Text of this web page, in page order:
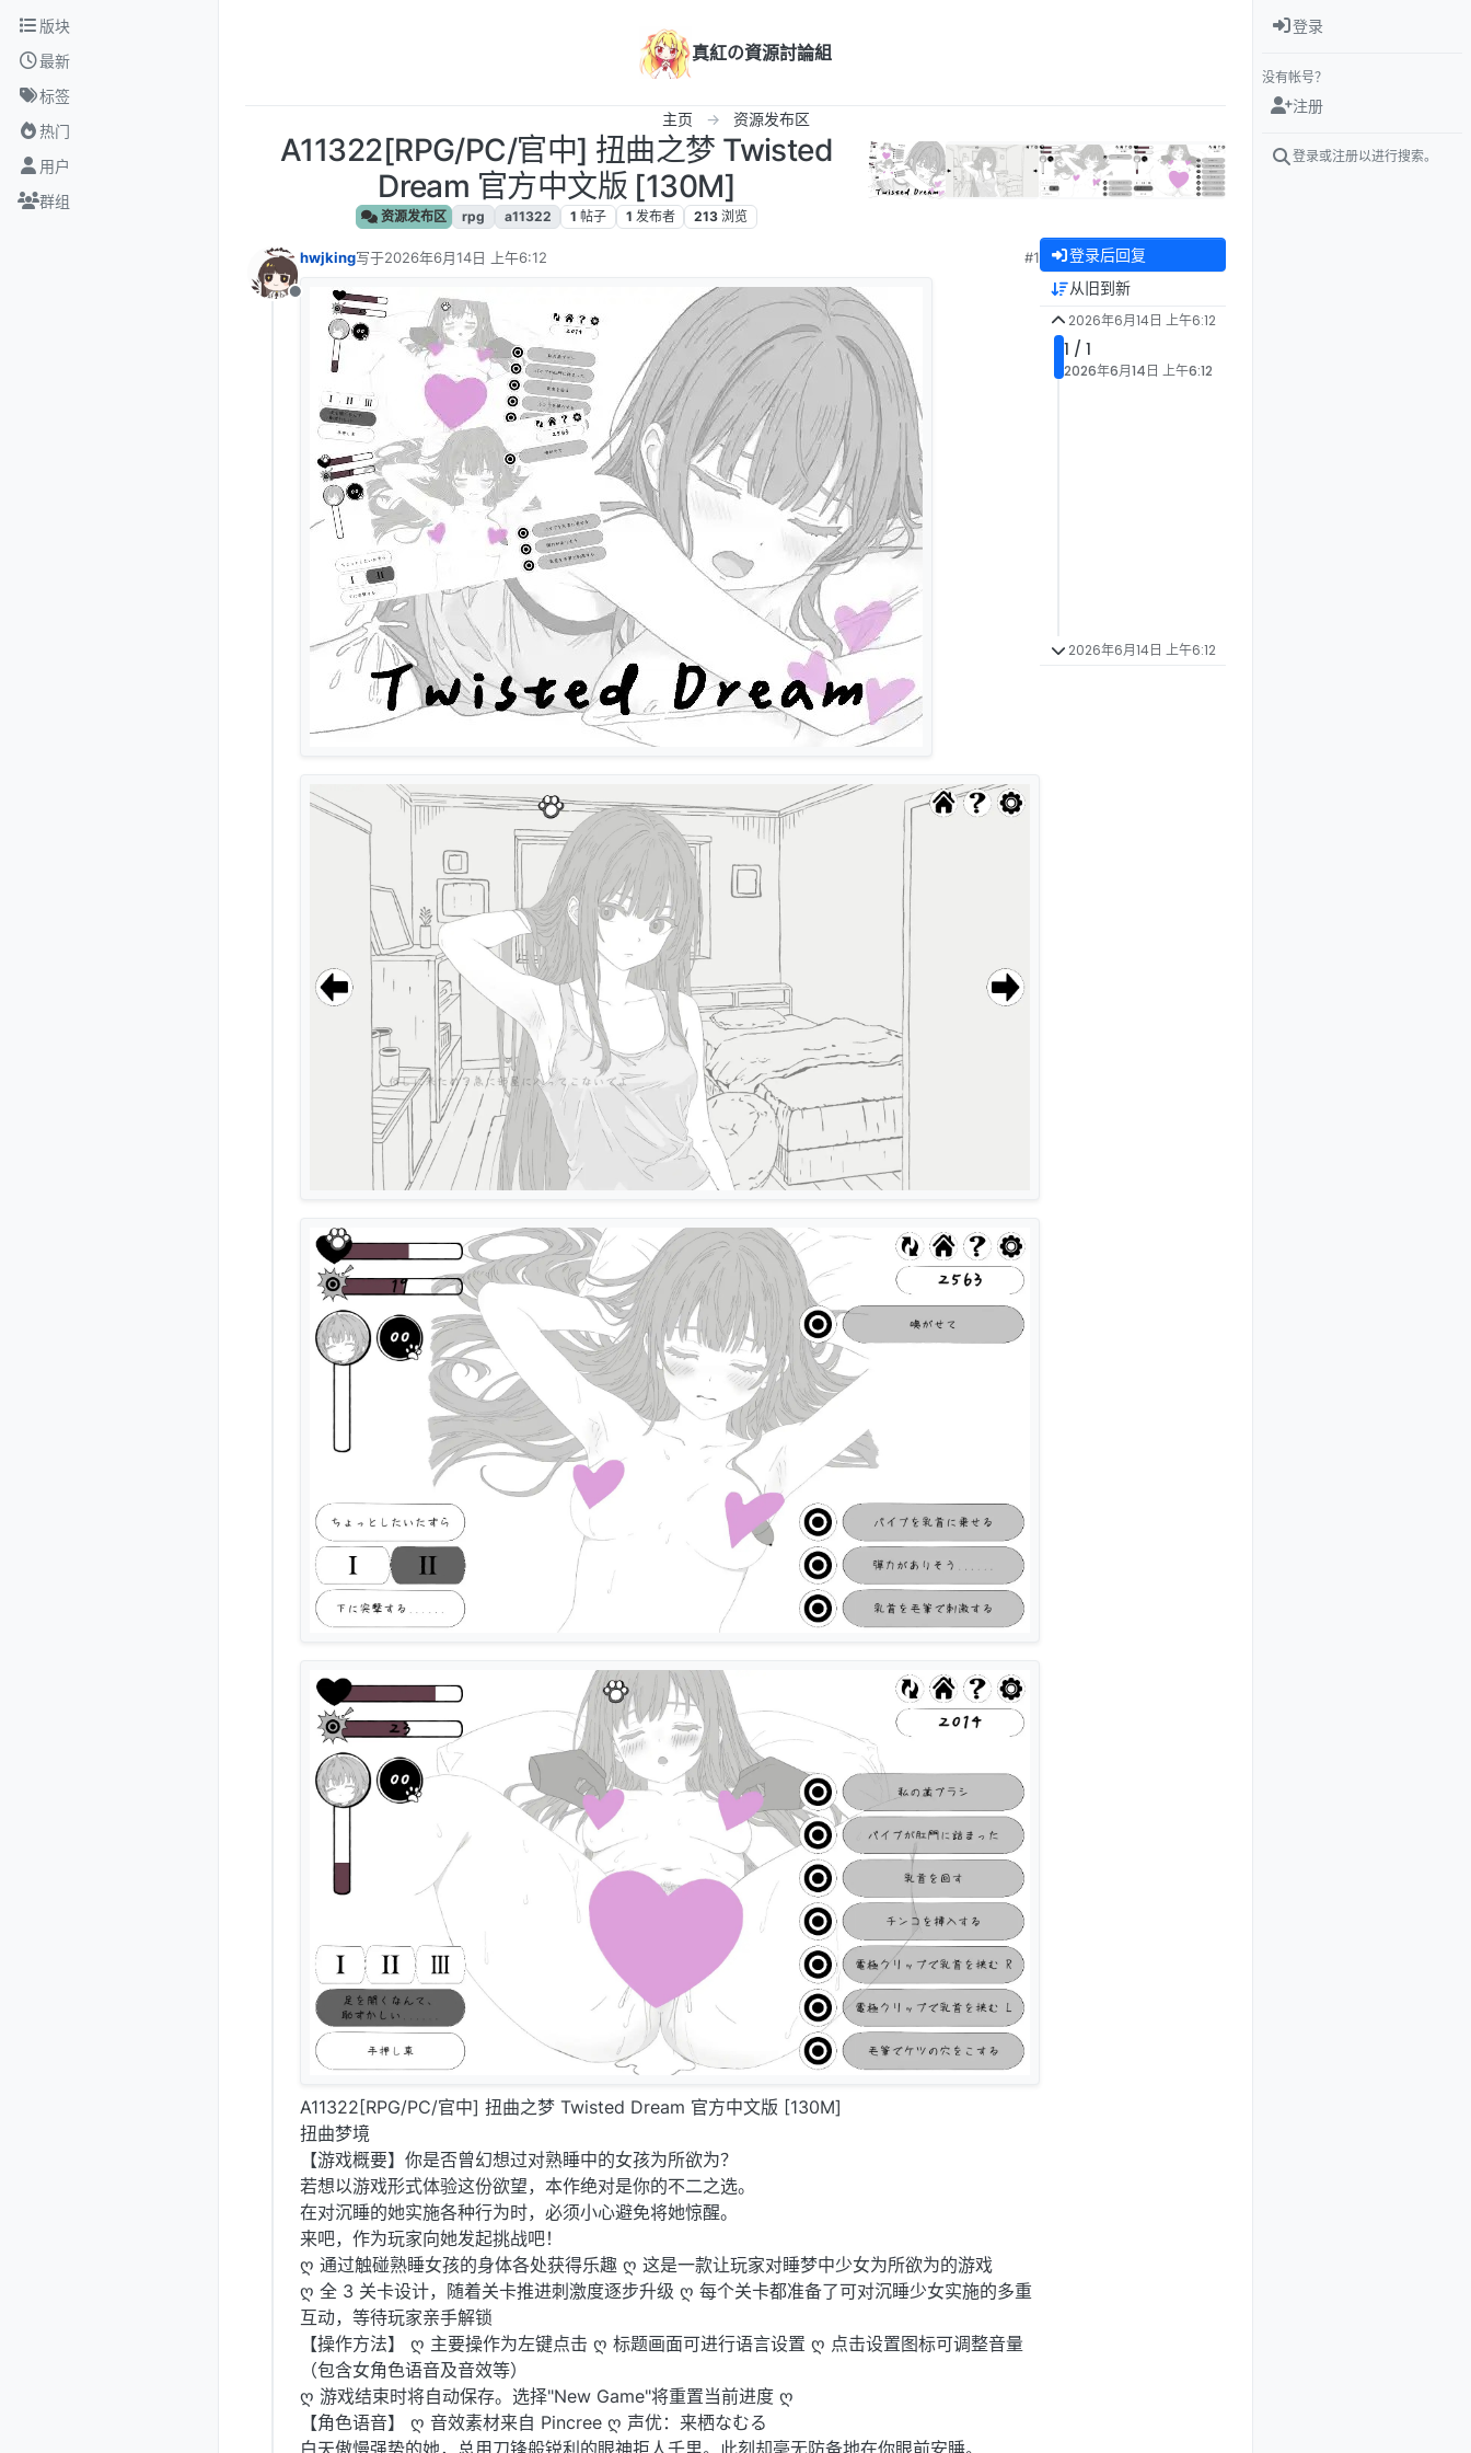
跳转至内容
版块
最新
标签
热门
用户
群组
真紅の資源討論組
主页 资源发布区
A11322[RPG/PC/官中] 扭曲之梦 Twisted
Dream 官方中文版 [130M]
资源发布区 rpg a11322 1 帖子 1 发布者 213 浏览
离线
hwjking写于2026年6月14日 上午6:12
最后由 编辑
#1
A11322[RPG/PC/官中] 扭曲之梦 Twisted Dream 官方中文版 [130M]
扭曲梦境
【游戏概要】你是否曾幻想过对熟睡中的女孩为所欲为？
若想以游戏形式体验这份欲望，本作绝对是你的不二之选。
在对沉睡的她实施各种行为时，必须小心避免将她惊醒。
来吧，作为玩家向她发起挑战吧！
ღ 通过触碰熟睡女孩的身体各处获得乐趣 ღ 这是一款让玩家对睡梦中少女为所欲为的游戏
ღ 全 3 关卡设计，随着关卡推进刺激度逐步升级 ღ 每个关卡都准备了可对沉睡少女实施的多重
互动，等待玩家亲手解锁
【操作方法】 ღ 主要操作为左键点击 ღ 标题画面可进行语言设置 ღ 点击设置图标可调整音量
（包含女角色语音及音效等）
ღ 游戏结束时将自动保存。选择"New Game"将重置当前进度 ღ
【角色语音】 ღ 音效素材来自 Pincree ღ 声优：来栖なむる
白天傲慢强势的她，总用刀锋般锐利的眼神拒人千里。此刻却毫无防备地在你眼前安睡。
登录后回复
从旧到新
2026年6月14日 上午6:12
1 / 1
2026年6月14日 上午6:12
2026年6月14日 上午6:12
登录
没有帐号？
注册
登录或注册以进行搜索。